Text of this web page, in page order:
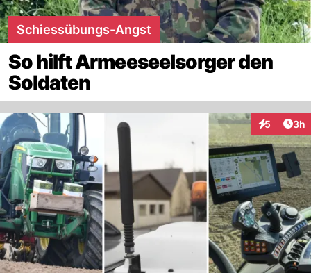
Schiessübungs-Angst
So hilft Armeeseelsorger den
Soldaten
5 3h